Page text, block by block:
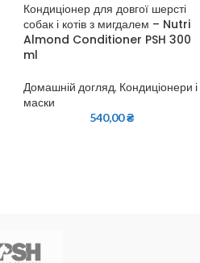
Кондиціонер для довгої шерсті
собак і котів з мигдалем – Nutri
Almond Conditioner PSH 300
ml
Домашній догляд, Кондиціонери і
маски
540,00₴